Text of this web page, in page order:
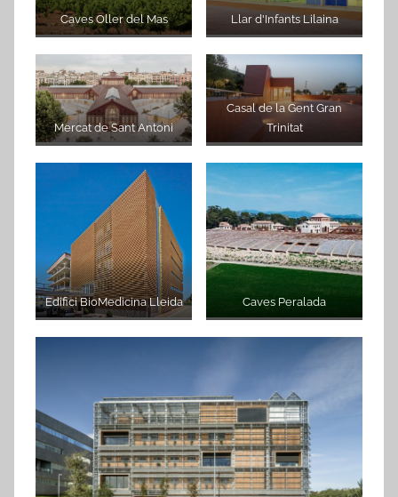
Caves Oller del Mas Llar d'Infants Lilaina
Mercat de Sant Antoni
Casal de la Gent Gran
Trinitat
Edifici BioMedicina Lleida Caves Peralada